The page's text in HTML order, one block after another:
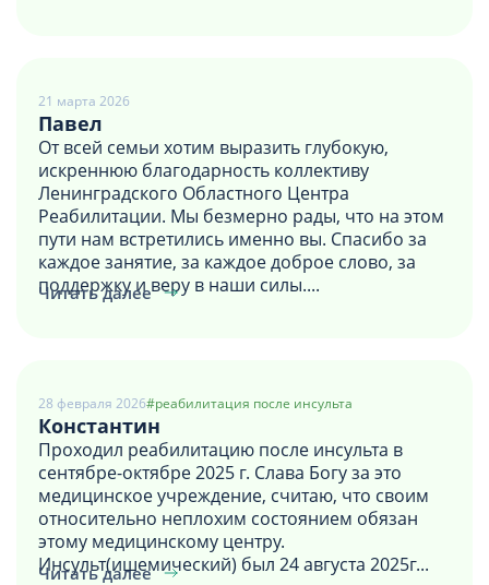
21 марта 2026
Павел
От всей семьи хотим выразить глубокую,
искреннюю благодарность коллективу
Ленинградского Областного Центра
Реабилитации. Мы безмерно рады, что на этом
пути нам встретились именно вы. Спасибо за
каждое занятие, за каждое доброе слово, за
поддержку и веру в наши силы....
Читать далее
28 февраля 2026#реабилитация после инсульта
Константин
Проходил реабилитацию после инсульта в
сентябре-октябре 2025 г. Слава Богу за это
медицинское учреждение, считаю, что своим
относительно неплохим состоянием обязан
этому медицинскому центру.
Инсульт(ишемический) был 24 августа 2025г...
Читать далее